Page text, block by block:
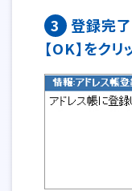
3
登録完
【OK】をク